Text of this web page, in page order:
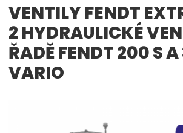
VENTILY FENDT
2 HYDRAULICKÉ
ŘADĚ FENDT 200 S
VARIO